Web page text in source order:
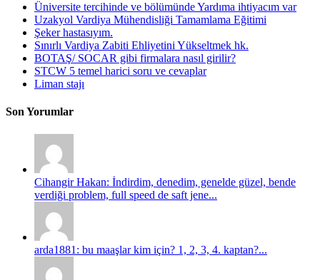
Üniversite tercihinde ve bölümünde Yardıma ihtiyacım var
Uzakyol Vardiya Mühendisliği Tamamlama Eğitimi
Şeker hastasıyım.
Sınırlı Vardiya Zabiti Ehliyetini Yükseltmek hk.
BOTAŞ/ SOCAR gibi firmalara nasıl girilir?
STCW 5 temel harici soru ve cevaplar
Liman stajı
Son Yorumlar
Cihangir Hakan: İndirdim, denedim, genelde güzel, bende
verdiği problem, full speed de saft jene...
arda1881: bu maaşlar kim için? 1, 2, 3, 4. kaptan?...